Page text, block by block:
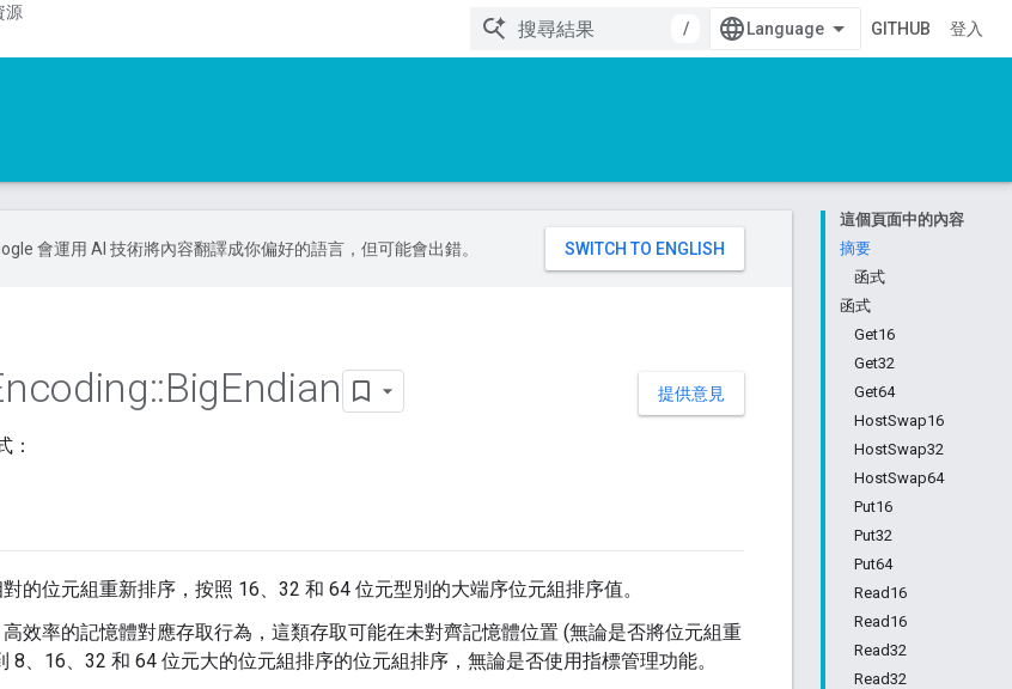
源
/
GITHUB 登入
這個頁面中的內容
摘要
函式
函式
Get16
Get32
Get64
HostSwap16
HostSwap32
HostSwap64
Put16
Put32
Put64
Read16
Read16
Read32
Read32
會運用 AI 技術將內容翻譯成你偏好的語言，但可能會出錯。
提供意見
::BigEndian
：
的位元組重新排序，按照 16、32 和 64 位元型別的大端序位元組排序值。
效率的記憶體對應存取行為，這類存取可能在未對齊記憶體位置 (無論是否將位元組重
8、16、32 和 64 位元大的位元組排序的位元組排序，無論是否使用指標管理功能。